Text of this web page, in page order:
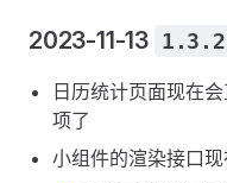
2023-11-13 1.3.2
日历统计页面现在
项了
小组件的渲染接口